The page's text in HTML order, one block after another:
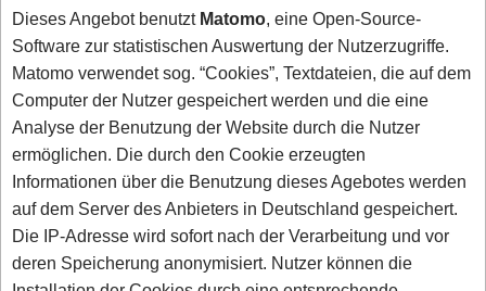
Dieses Angebot benutztMatomo, eine Open-Source-
Software zur statistischen Auswertung der Nutzerzugriffe.
Matomo verwendet sog. “Cookies”, Textdateien, die auf dem
Computer der Nutzer gespeichert werden und die eine
Analyse der Benutzung der Website durch die Nutzer
ermöglichen. Die durch den Cookie erzeugten
Informationen über die Benutzung dieses Agebotes werden
auf dem Server des Anbieters in Deutschland gespeichert.
Die IP-Adresse wird sofort nach der Verarbeitung und vor
deren Speicherung anonymisiert. Nutzer können die